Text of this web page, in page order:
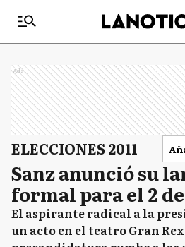
Ads
ELECCIONES 2011
Sanz anunció su
formal para el 2
El aspirante radical a la
un acto en el teatro Gran